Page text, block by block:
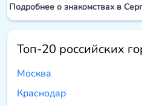
Подробнее о знакомствах в
Топ-20 российских
Москва
Краснодар